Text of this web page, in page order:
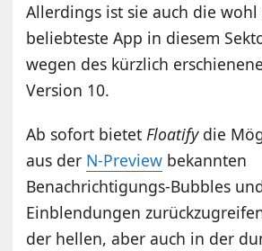
Allerdings ist sie auch die
beliebteste App in diesem
wegen des kürzlich
Version 10.
Ab sofort bietetFloatifydie
aus der N-Preview bekannten
Benachrichtigungs-Bubbles
Einblendungen
der hellen, aber auch in der